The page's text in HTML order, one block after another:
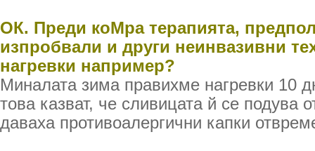
ОК. Преди коМра терапията,
изпробвали и други неинвазивни
нагревки например?
Миналата зима правихме нагревки 10
това казват, че сливицата й се подува
даваха противоалергични капки